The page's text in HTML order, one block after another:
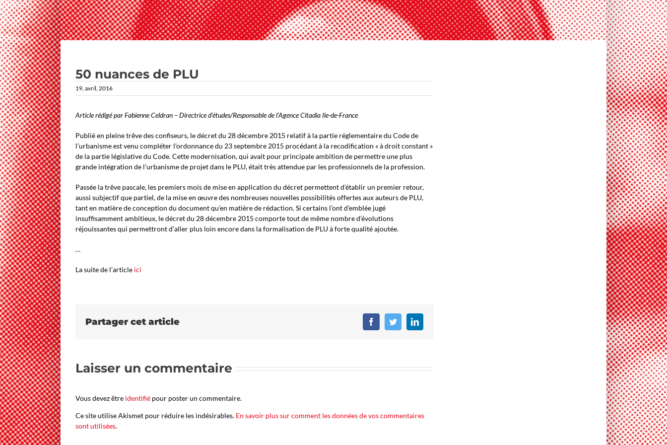
50 nuances de PLU
19, avril, 2016
Article rédigé par Fabienne Celdran – Directrice d’études/Responsable de l’Agence Citadia Ile-de-France
Publié en pleine trêve des confiseurs, le décret du 28 décembre 2015 relatif à la partie réglementaire du Code de
l’urbanisme est venu compléter l’ordonnance du 23 septembre 2015 procédant à la recodification « à droit constant »
de la partie législative du Code. Cette modernisation, qui avait pour principale ambition de permettre une plus
grande intégration de l’urbanisme de projet dans le PLU, était très attendue par les professionnels de la profession.
Passée la trêve pascale, les premiers mois de mise en application du décret permettent d’établir un premier retour,
aussi subjectif que partiel, de la mise en œuvre des nombreuses nouvelles possibilités offertes aux auteurs de PLU,
tant en matière de conception du document qu’en matière de rédaction. Si certains l’ont d’emblée jugé
insuffisamment ambitieux, le décret du 28 décembre 2015 comporte tout de même nombre d’évolutions
réjouissantes qui permettront d’aller plus loin encore dans la formalisation de PLU à forte qualité ajoutée.
…
La suite de l’article ici
Partager cet article FacebookTwitterLinkedIn
Laisser un commentaire
Vous devez être identifié pour poster un commentaire.
Ce site utilise Akismet pour réduire les indésirables. En savoir plus sur comment les données de vos commentaires
sont utilisées.